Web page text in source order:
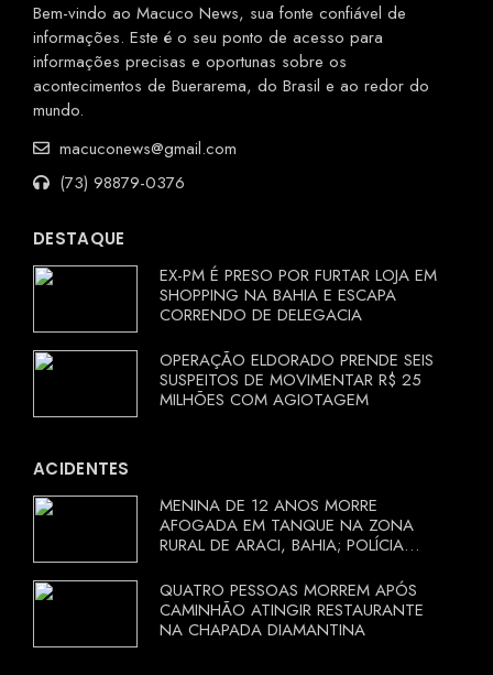
Bem-vindo ao Macuco News, sua fonte confiável de
informações. Este é o seu ponto de acesso para
informações precisas e oportunas sobre os
acontecimentos de Buerarema, do Brasil e ao redor do
mundo.
macuconews@gmail.com
(73) 98879-0376
DESTAQUE
EX-PM É PRESO POR FURTAR LOJA EM
SHOPPING NA BAHIA E ESCAPA
CORRENDO DE DELEGACIA
OPERAÇÃO ELDORADO PRENDE SEIS
SUSPEITOS DE MOVIMENTAR R$ 25
MILHÕES COM AGIOTAGEM
ACIDENTES
MENINA DE 12 ANOS MORRE
AFOGADA EM TANQUE NA ZONA
RURAL DE ARACI, BAHIA; POLÍCIA
QUATRO PESSOAS MORREM APÓS
CAMINHÃO ATINGIR RESTAURANTE
NA CHAPADA DIAMANTINA